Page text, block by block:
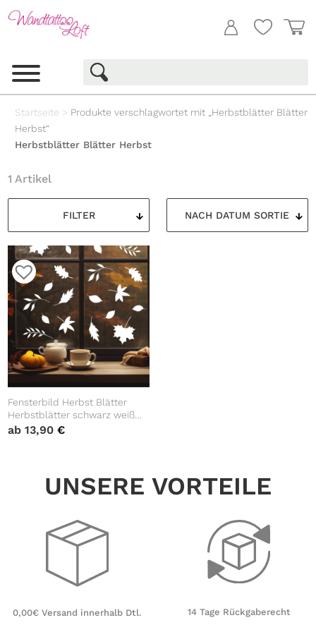
Startseite > Produkte verschlagwortet mit „Herbstblätter Blätter
Herbst“
Herbstblätter Blätter Herbst
FILTER
1 Artikel
Fensterbild Herbst Blätter
Herbstblätter schwarz weiß
wiederverwendbare
ab13,90€
UNSERE VORTEILE
0,00€ Versand innerhalb Dtl. 14 Tage Rückgaberecht